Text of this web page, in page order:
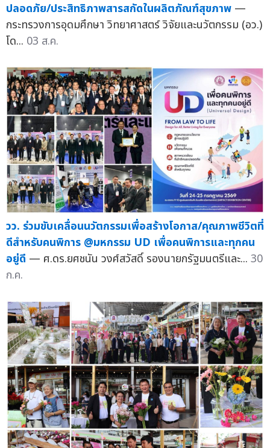
ปลอดภัย/ประสิทธิภาพสารสกัดในผลิตภัณฑ์สุขภาพ —
กระทรวงการอุดมศึกษา วิทยาศาสตร์ วิจัยและนวัตกรรม (อว.)
โด... 03 ส.ค.
วว. ร่วมขับเคลื่อนนวัตกรรมเพื่อสร้างโอกาส/คุณภาพชีวิตที่
ดีสำหรับคนพิการ @มหกรรม UD เพื่อคนพิการและทุกคน
อยู่ดี — ศ.ดร.ยศชนัน วงศ์สวัสดิ์ รองนายกรัฐมนตรีและ... 30
ก.ค.